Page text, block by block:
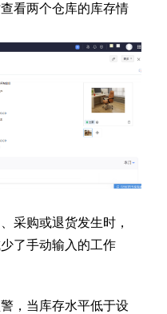
看两个仓库的库存情
采购或退货发生时，
了手动输入的工作
，当库存水平低于设